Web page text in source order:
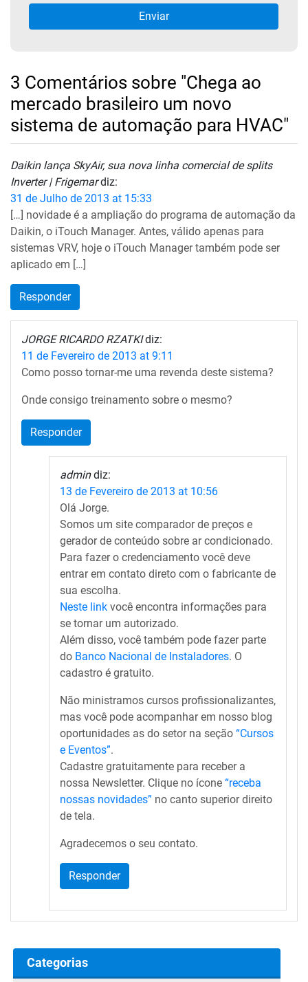
3 Comentários sobre "Chega ao
mercado brasileiro um novo
sistema de automação para HVAC"
Daikin lança SkyAir, sua nova linha comercial de splits
Inverter | Frigemar diz:
31 de Julho de 2013 at 15:33
[…] novidade é a ampliação do programa de automação da
Daikin, o iTouch Manager. Antes, válido apenas para
sistemas VRV, hoje o iTouch Manager também pode ser
aplicado em […]
Responder
JORGE RICARDO RZATKI diz:
11 de Fevereiro de 2013 at 9:11
Como posso tornar-me uma revenda deste sistema?
Onde consigo treinamento sobre o mesmo?
Responder
admin diz:
13 de Fevereiro de 2013 at 10:56
Olá Jorge.
Somos um site comparador de preços e
gerador de conteúdo sobre ar condicionado.
Para fazer o credenciamento você deve
entrar em contato direto com o fabricante de
sua escolha.
Neste link você encontra informações para
se tornar um autorizado.
Além disso, você também pode fazer parte
do Banco Nacional de Instaladores. O
cadastro é gratuito.
Não ministramos cursos profissionalizantes,
mas você pode acompanhar em nosso blog
oportunidades as do setor na seção “Cursos
e Eventos”.
Cadastre gratuitamente para receber a
nossa Newsletter. Clique no ícone “receba
nossas novidades” no canto superior direito
de tela.
Agradecemos o seu contato.
Responder
Categorias